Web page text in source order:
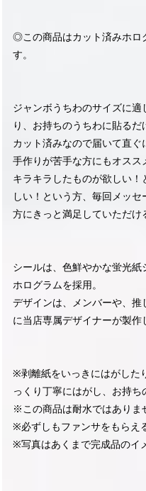
◎この商品はカット済みホロ
す。
ジャンボうちわのサイズに
り、お持ちのうちわに貼るだ
カット済みなので届いて直
手作りが苦手な方にもオスス
キラキラしたものが欲しい
しい！という方、毎回メッ
方にきっと満足していただけ
シールは、色鮮やかな蛍光
ホログラムを採用。
デザインは、メンバーや、推
に当店専属デザイナーが製作
※剥離紙をいっきにはがした
っくり丁寧にはがし、お持ち
※この商品は耐水ではありま
※必ずしもファンサをもらえ
※写真はあくまで完成品のイ